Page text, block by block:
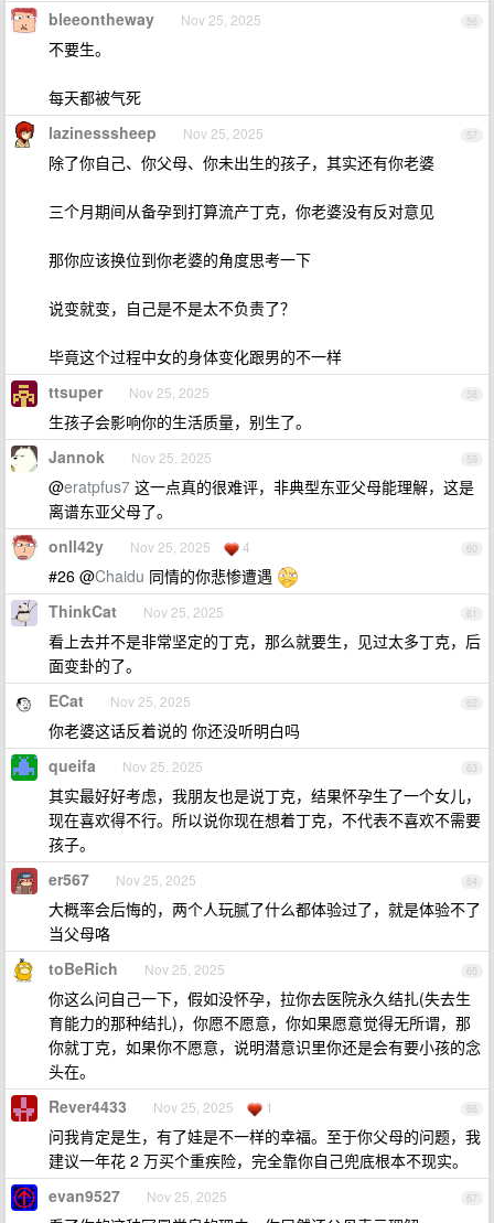
56
bleeontheway Nov 25, 2025
不要生。
每天都被气死
57
lazinesssheep Nov 25, 2025
除了你自己、你父母、你未出生的孩子，其实还有你老婆
三个月期间从备孕到打算流产丁克，你老婆没有反对意见
那你应该换位到你老婆的角度思考一下
说变就变，自己是不是太不负责了？
毕竟这个过程中女的身体变化跟男的不一样
58
ttsuper Nov 25, 2025
生孩子会影响你的生活质量，别生了。
59
Jannok Nov 25, 2025
@eratpfus7 这一点真的很难评，非典型东亚父母能理解，这是
离谱东亚父母了。
60
onll42y Nov 25, 2025 4
#26 @Chaidu 同情的你悲惨遭遇
61
ThinkCat Nov 25, 2025
看上去并不是非常坚定的丁克，那么就要生，见过太多丁克，后
面变卦的了。
62
ECat Nov 25, 2025
你老婆这话反着说的 你还没听明白吗
63
queifa Nov 25, 2025
其实最好好考虑，我朋友也是说丁克，结果怀孕生了一个女儿，
现在喜欢得不行。所以说你现在想着丁克，不代表不喜欢不需要
孩子。
64
er567 Nov 25, 2025
大概率会后悔的，两个人玩腻了什么都体验过了，就是体验不了
当父母咯
65
toBeRich Nov 25, 2025
你这么问自己一下，假如没怀孕，拉你去医院永久结扎(失去生
育能力的那种结扎)，你愿不愿意，你如果愿意觉得无所谓，那
你就丁克，如果你不愿意，说明潜意识里你还是会有要小孩的念
头在。
66
Rever4433 Nov 25, 2025 1
问我肯定是生，有了娃是不一样的幸福。至于你父母的问题，我
建议一年花 2 万买个重疾险，完全靠你自己兜底根本不现实。
67
evan9527 Nov 25, 2025